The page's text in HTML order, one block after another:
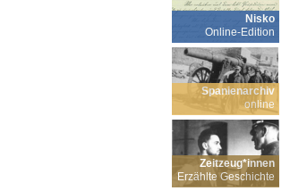
Nisko
Online-Edition
Spanienarchiv
online
Zeitzeug*innen
Erzählte Geschichte